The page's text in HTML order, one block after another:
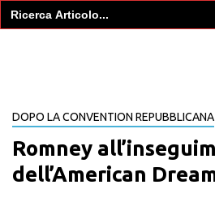
Search
for:
DOPO LA CONVENTION REPUBBLICANA
Romney
dell’American